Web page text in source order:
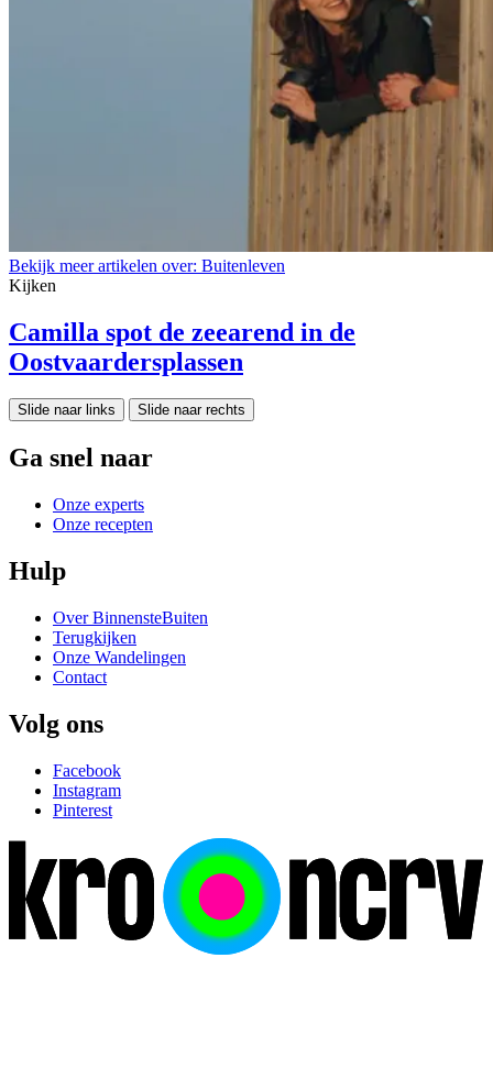
Bekijk meer artikelen over: Buitenleven
Kijken
Camilla spot de zeearend in de
Oostvaardersplassen
Slide naar links Slide naar rechts
Ga snel naar
Onze experts
Onze recepten
Hulp
Over BinnensteBuiten
Terugkijken
Onze Wandelingen
Contact
Volg ons
Facebook
Instagram
Pinterest